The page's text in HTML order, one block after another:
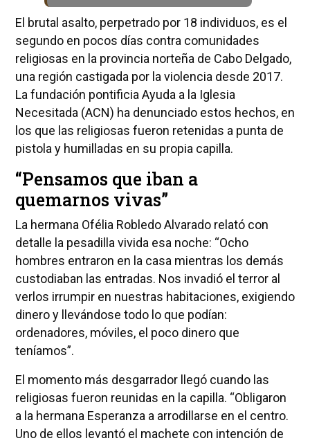
El brutal asalto, perpetrado por 18 individuos, es el
segundo en pocos días contra comunidades
religiosas en la provincia norteña de Cabo Delgado,
una región castigada por la violencia desde 2017.
La fundación pontificia Ayuda a la Iglesia
Necesitada (ACN) ha denunciado estos hechos, en
los que las religiosas fueron retenidas a punta de
pistola y humilladas en su propia capilla.
“Pensamos que iban a
quemarnos vivas”
La hermana Ofélia Robledo Alvarado relató con
detalle la pesadilla vivida esa noche: “Ocho
hombres entraron en la casa mientras los demás
custodiaban las entradas. Nos invadió el terror al
verlos irrumpir en nuestras habitaciones, exigiendo
dinero y llevándose todo lo que podían:
ordenadores, móviles, el poco dinero que
teníamos”.
El momento más desgarrador llegó cuando las
religiosas fueron reunidas en la capilla. “Obligaron
a la hermana Esperanza a arrodillarse en el centro.
Uno de ellos levantó el machete con intención de